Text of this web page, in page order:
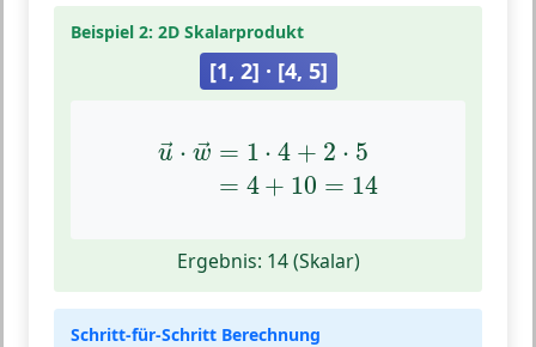
Beispiel 2: 2D Skalarprodukt
[1, 2] · [4, 5]
→
u ⋅ →
w = 1 ⋅ 4 + 2 ⋅ 5
= 4 + 10 = 14
u→ ⋅w = ⋅4 + 2⋅ =4
Ergebnis: 14 (Skalar)
Schritt-für-Schritt Berechnung